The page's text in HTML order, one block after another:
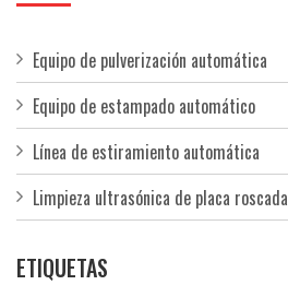
Equipo de pulverización automática
Equipo de estampado automático
Línea de estiramiento automática
Limpieza ultrasónica de placa roscada
ETIQUETAS